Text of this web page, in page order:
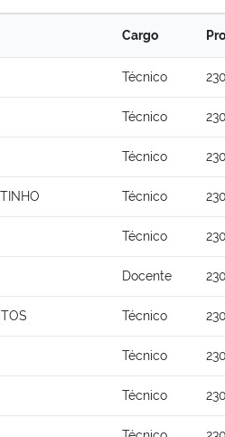
Cargo
Técnico
Técnico
Técnico
Técnico
Técnico
Docente
Técnico
Técnico
Técnico